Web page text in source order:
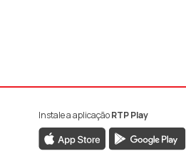
RTP Antena 1
da RTP Antena 1
da RTP Antena 1
Instale a aplicaçãoRTP Play